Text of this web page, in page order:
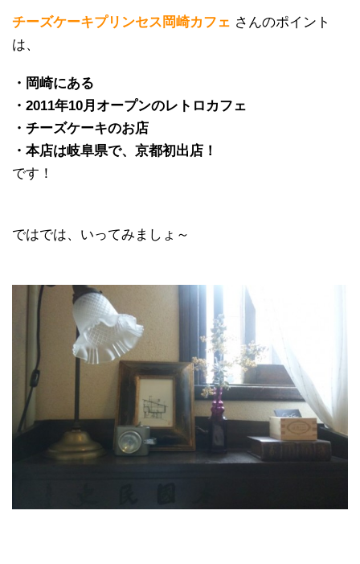
チーズケーキプリンセス岡崎カフェ さんのポイント
は、
・岡崎にある
・2011年10月オープンのレトロカフェ
・チーズケーキのお店
・本店は岐阜県で、京都初出店！
です！
ではでは、いってみましょ～